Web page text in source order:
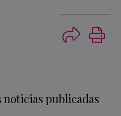
noticias publicadas